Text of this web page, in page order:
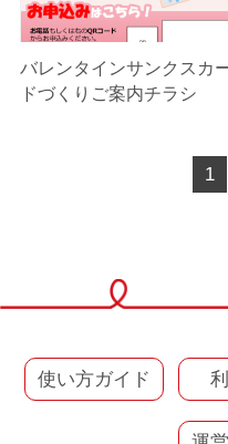
バレンタインサンクスカ
ドづくりご案内チラシ
1
使い方ガイド